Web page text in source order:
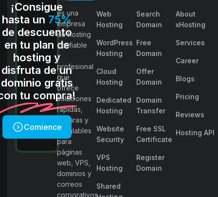
¡Consigue
hasta un 75%
de descuento
en tu plan de
hosting y
disfruta de un
dominio gratis
tu compra!
Comience
es una
empresa
de hosting
confiable
y
profesional
que
ofrece
soluciones
rápidas,
seguras y
escalables
para
páginas
web, VPS,
dominios y
correos
corporativos.
Web
Hosting
WordPress
Hosting
Cloud
Hosting
Dedicated
Hosting
Website
Security
VPS
Hosting
Shared
Search
Domain
Free
Domain
Offer
Domain
Domain
Transfer
Free SSL
Certificate
Register
Domain
About
xHosting
Services
Career
Blogs
Pricing
Reviews
Hosting API